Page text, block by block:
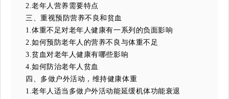
2.老年人营养需要特点
三、重视预防营养不良和贫血
1.体重不足对老年人健康有一系列的负面影响
2.如何预防老年人的营养不良与体重不足
3.贫血对老年人健康有哪些影响
4.如何防治老年人贫血
四、多做户外活动，维持健康体重
1.老年人适当多做户外活动能延缓机体功能衰退